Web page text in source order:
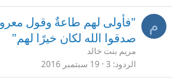
م
"فأولى لهم طاعةٌ وقول
صدقوا الله لكان خيرًا لهم"
مريم بنت خالد
الردود 3 19 سبتمبر 2016